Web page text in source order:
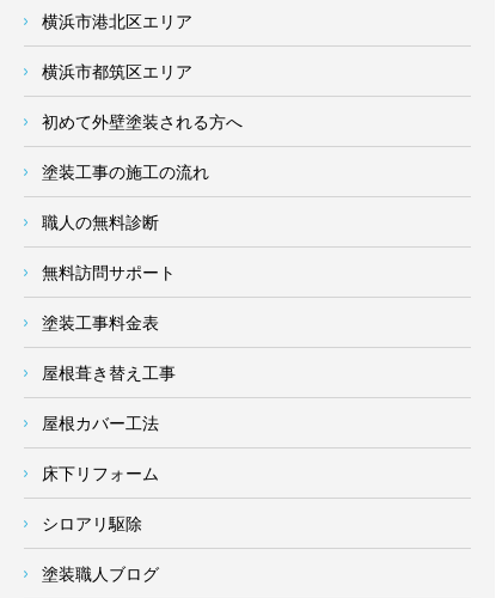
横浜市港北区エリア
横浜市都筑区エリア
初めて外壁塗装される方へ
塗装工事の施工の流れ
職人の無料診断
無料訪問サポート
塗装工事料金表
屋根葺き替え工事
屋根カバー工法
床下リフォーム
シロアリ駆除
塗装職人ブログ